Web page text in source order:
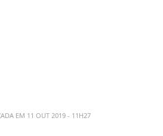
EM 11 OUT 2019 - 11H27